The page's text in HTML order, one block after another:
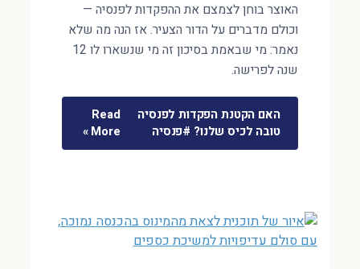
האוצר בוחן לצמצם את ההפקדות לפנסיה —
וכולם מדברים על הדור הצעיר. אז הנה מה שלא
נאמר: מי שבאמת בסיכון זה מי שנשארו לו 12
שנה לפרישה.
האם הקטנת הפקדות לפנסיה
טובה לכיס שלנו? #פנסיה
Read
More »